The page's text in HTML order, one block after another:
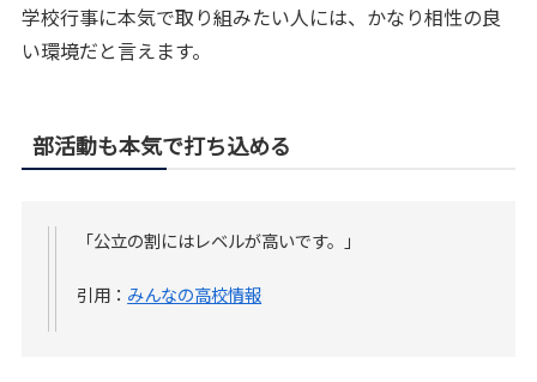
学校行事に本気で取り組みたい人には、かなり相性の良
い環境だと言えます。
部活動も本気で打ち込める
「公立の割にはレベルが高いです。」
引用： みんなの高校情報